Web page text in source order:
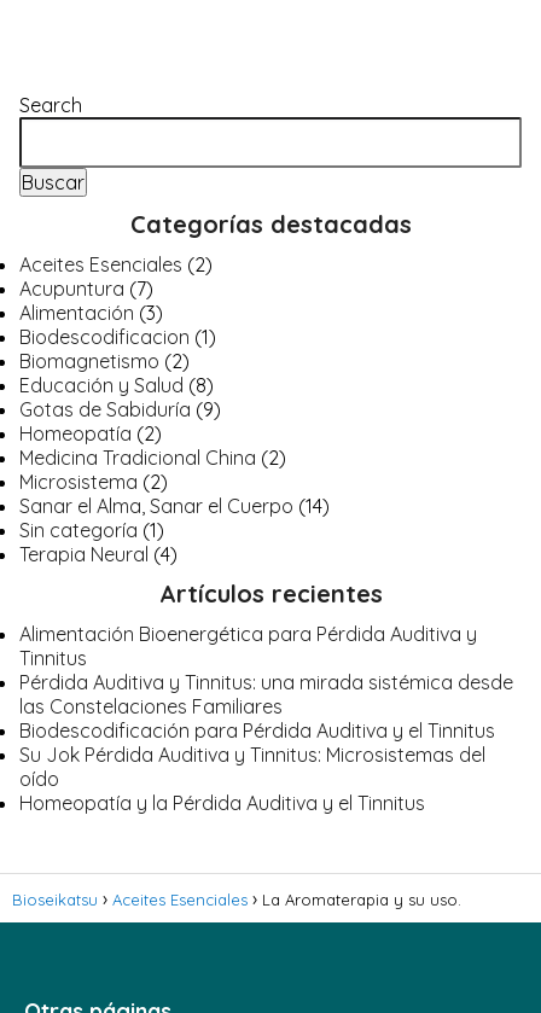
Search
Buscar
Categorías destacadas
Aceites Esenciales (2)
Acupuntura (7)
Alimentación (3)
Biodescodificacion (1)
Biomagnetismo (2)
Educación y Salud (8)
Gotas de Sabiduría (9)
Homeopatía (2)
Medicina Tradicional China (2)
Microsistema (2)
Sanar el Alma, Sanar el Cuerpo (14)
Sin categoría (1)
Terapia Neural (4)
Artículos recientes
Alimentación Bioenergética para Pérdida Auditiva y
Tinnitus
Pérdida Auditiva y Tinnitus: una mirada sistémica desde
las Constelaciones Familiares
Biodescodificación para Pérdida Auditiva y el Tinnitus
Su Jok Pérdida Auditiva y Tinnitus: Microsistemas del
oído
Homeopatía y la Pérdida Auditiva y el Tinnitus
Bioseikatsu Aceites Esenciales La Aromaterapia y su uso.